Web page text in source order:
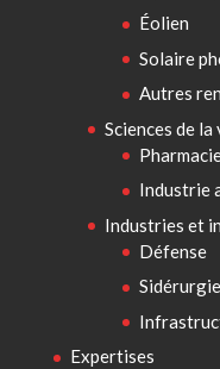
Éolien
Solaire
Autres
Sciences de la
Industrie
Industries et
Défense
Sidérurgie
Expertises